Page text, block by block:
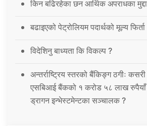
किन बढिरहेका छन आर्थिक अपराधका
बढाइएको पेट्रोलियम पदार्थको मूल्य फिर्ता
विदेशिनु बाध्यता कि विकल्प ?
अन्तर्राष्ट्रिय स्तरको बैंकिङ्ग ठगीः
एसबिआई बैंकको १ करोड ५८ लाख रुपैयाँ
ड्रागन इन्भेस्टमेन्टका सञ्चालक ?